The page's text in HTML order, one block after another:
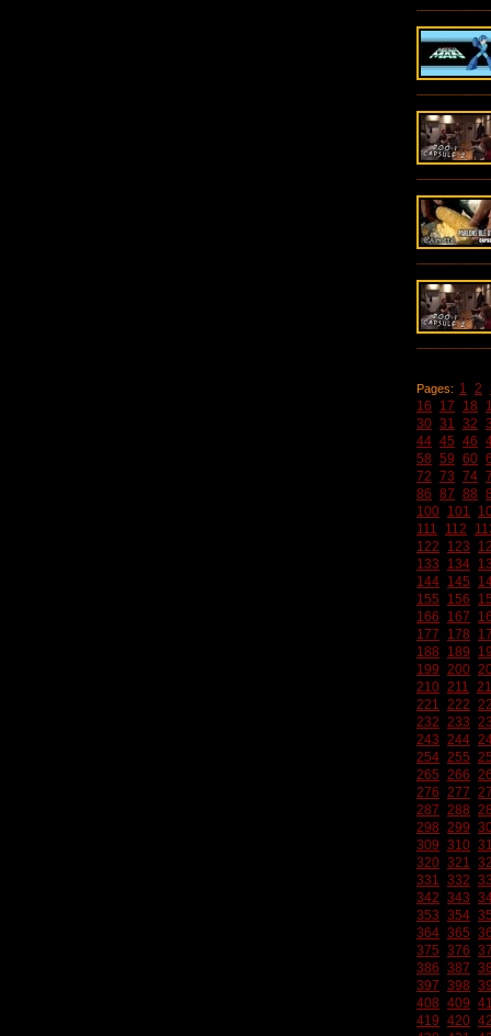
Pages: 1 2
16
17 18
30 31 32
44 45 46
58 59 60
72 73 74
86 87 88
100 101
111
112
122
123
133
134
144 145
155
156
166
167
177
178
188
189
199 200
210 211
221 222
232 233
243 244
254 255
265 266
276 277
287 288
298 299
309 310
320 321
331 332
342 343
353 354
364 365
375 376
386 387
397 398
408 409
419 420